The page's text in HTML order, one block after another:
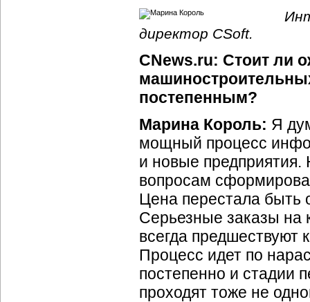
директор CSoft.
CNews.ru: Стоит ли
постепенным?
Марина Король: Я
мощный процесс
и новые предприятия.
вопросам
Цена перестала
Серьезные заказы на
всегда предшествуют
Процесс идет по
постепенно и стадии
проходят тоже не